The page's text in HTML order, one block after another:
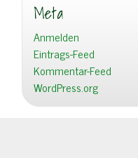
Meta
Anmelden
Eintrags-Feed
Kommentar-Feed
WordPress.org